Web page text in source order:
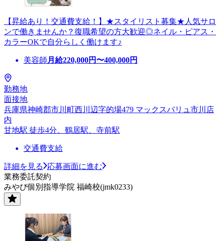
【昇給あり！交通費支給！】★スタイリスト募集★人気サロ
ンで働きませんか？復職希望の方大歓迎◎ネイル・ピアス・
カラーOKで自分らしく働けます♪
美容師 月給220,000円〜400,000円
勤務地
面接地
兵庫県神崎郡市川町西川辺字的場479 マックスバリュ市川店
内
甘地駅 徒歩4分、鶴居駅、寺前駅
交通費支給
詳細を見る
応募画面に進む
業務委託契約
みやび個別指導学院 福崎校(jmk0233)